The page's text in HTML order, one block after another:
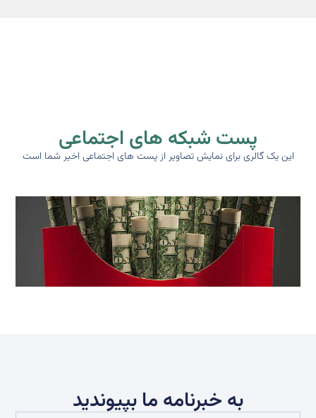
پست شبکه های اجتماعی
این یک گالری برای نمایش تصاویر از پست های اجتماعی اخیر شما است
به خبرنامه ما بپیوندید